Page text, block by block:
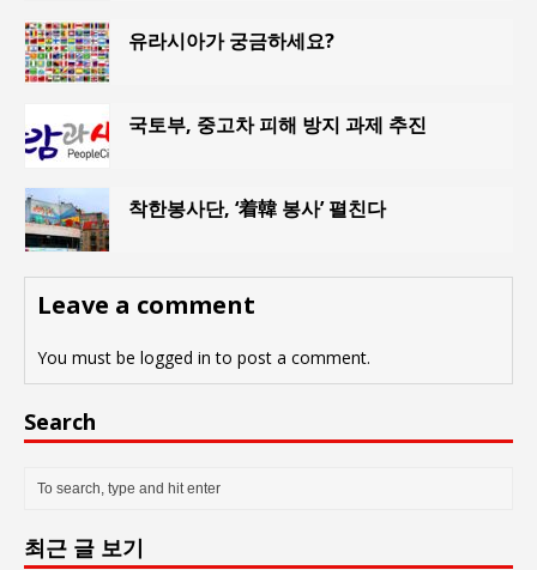
유라시아가 궁금하세요?
국토부, 중고차 피해 방지 과제 추진
착한봉사단, ‘着韓 봉사’ 펼친다
Leave a comment
You must be logged in to post a comment.
Search
최근 글 보기